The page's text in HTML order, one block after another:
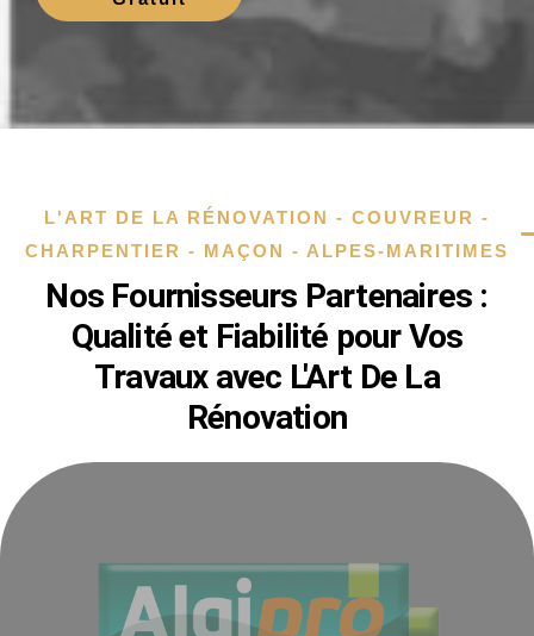
L'ART DE LA RÉNOVATION - COUVREUR -
CHARPENTIER - MAÇON - ALPES-MARITIMES
Nos Fournisseurs Partenaires :
Qualité et Fiabilité pour Vos
Travaux avec L'Art De La
Rénovation